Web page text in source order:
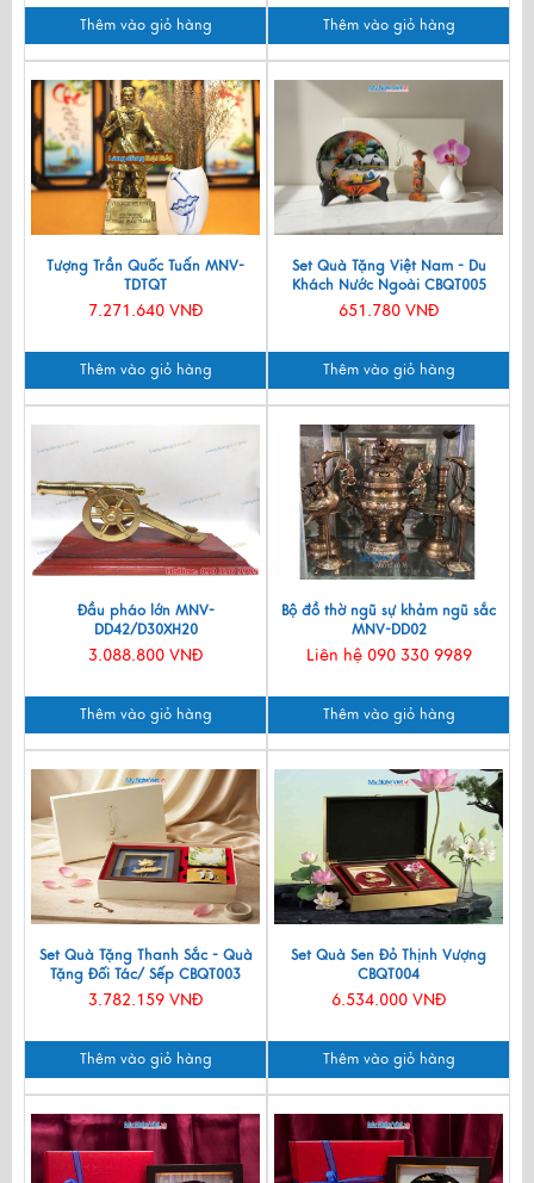
Thêm vào giỏ hàng Thêm vào giỏ hàng
Tượng Trần Quốc Tuấn MNV-
TDTQT
7.271.640 VNĐ
Thêm vào giỏ hàng
Set Quà Tặng Việt Nam - Du
Khách Nước Ngoài CBQT005
651.780 VNĐ
Thêm vào giỏ hàng
Đầu pháo lớn MNV-
DD42/D30XH20
3.088.800 VNĐ
Thêm vào giỏ hàng
Bộ đồ thờ ngũ sự khảm ngũ sắc
MNV-DD02
Liên hệ 090 330 9989
Thêm vào giỏ hàng
Set Quà Tặng Thanh Sắc - Quà
Tặng Đối Tác/ Sếp CBQT003
3.782.159 VNĐ
Thêm vào giỏ hàng
Set Quà Sen Đỏ Thịnh Vượng
CBQT004
6.534.000 VNĐ
Thêm vào giỏ hàng